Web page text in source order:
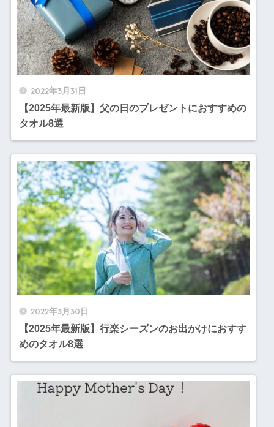
2022年3月31日
【2025年最新版】父の日のプレゼントにおすすめの
タオル8選
2022年3月30日
【2025年最新版】行楽シーズンのお出かけにおすす
めのタオル8選